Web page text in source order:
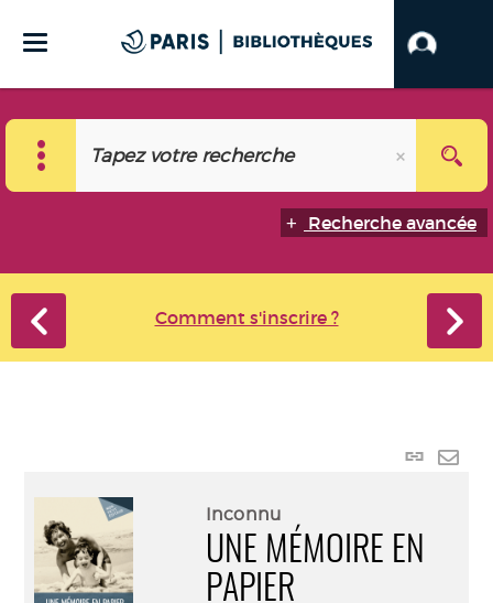
Recherche avancée
Comment s'inscrire ?
Lien
Inconnu
UNE MÉMOIRE EN
PAPIER